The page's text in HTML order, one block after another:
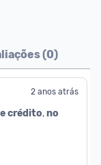
(0)
2 anos atrás
crédito, no